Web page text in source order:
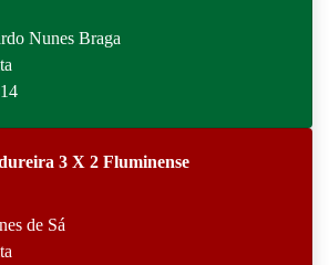
Nunes Braga
3 X 2 Fluminense
de Sá